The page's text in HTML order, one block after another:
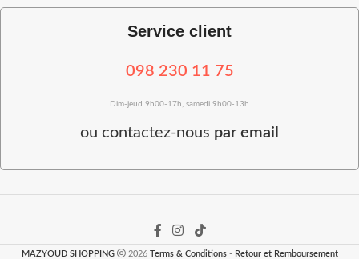
Service client
098 230 11 75
Dim-jeud 9h00-17h, samedi 9h00-13h
ou contactez-nous par email
MAZYOUD SHOPPING 2026 Terms & Conditions - Retour et Remboursement